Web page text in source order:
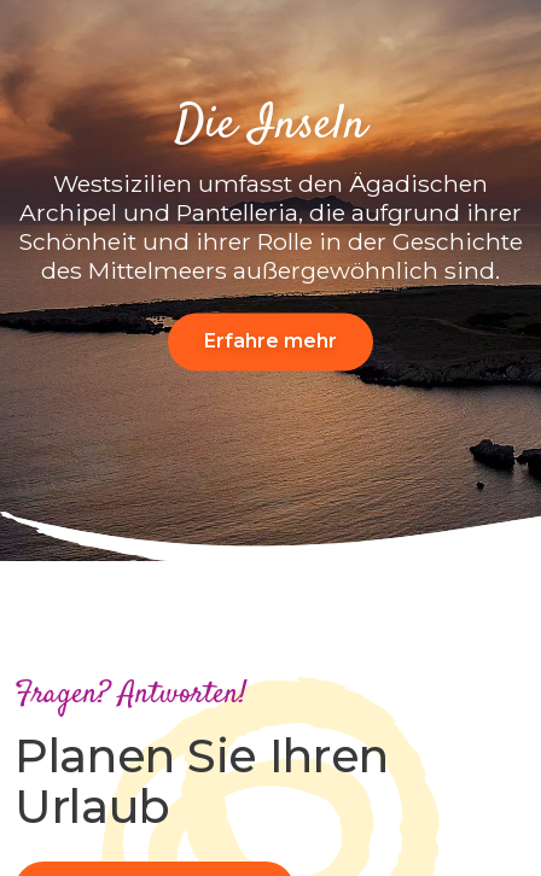
Die Inseln
Westsizilien umfasst den Ägadischen
Archipel und Pantelleria, die aufgrund ihrer
Schönheit und ihrer Rolle in der Geschichte
des Mittelmeers außergewöhnlich sind.
Erfahre mehr
Fragen? Antworten!
Planen Sie Ihren
Urlaub